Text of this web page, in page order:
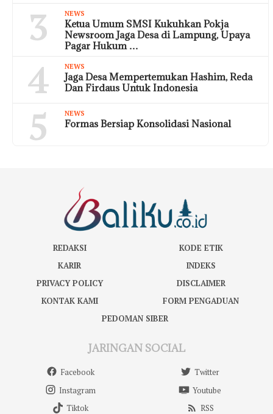
3 NEWS
Ketua Umum SMSI Kukuhkan Pokja
Newsroom Jaga Desa di Lampung, Upaya
Pagar Hukum …
4 NEWS
Jaga Desa Mempertemukan Hashim, Reda
Dan Firdaus Untuk Indonesia
5 NEWS
Formas Bersiap Konsolidasi Nasional
REDAKSI
KODE ETIK
KARIR
INDEKS
PRIVACY POLICY
DISCLAIMER
KONTAK KAMI
FORM PENGADUAN
PEDOMAN SIBER
JARINGAN SOCIAL
Facebook
Twitter
Instagram
Youtube
Tiktok
RSS